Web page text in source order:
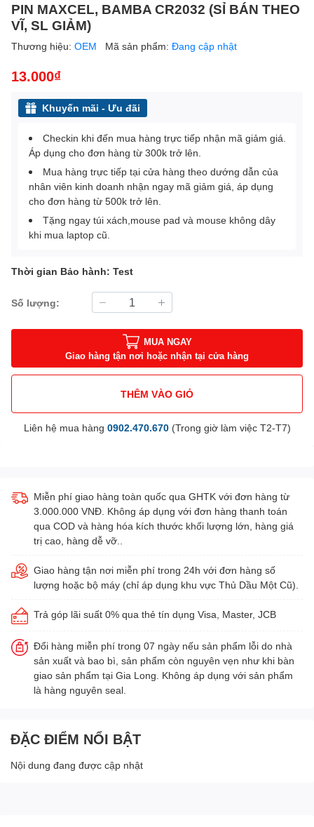
PIN MAXCEL, BAMBA CR2032 (SỈ BÁN THEO
VĨ, SL GIẢM)
Thương hiệu: OEM Mã sản phẩm: Đang cập nhật
13.000₫
Khuyến mãi - Ưu đãi
Checkin khi đến mua hàng trực tiếp nhận mã giảm giá.
Áp dụng cho đơn hàng từ 300k trở lên.
Mua hàng trực tiếp tại cửa hàng theo dướng dẫn của
nhân viên kinh doanh nhận ngay mã giảm giá, áp dụng
cho đơn hàng từ 500k trở lên.
Tặng ngay túi xách,mouse pad và mouse không dây
khi mua laptop cũ.
Thời gian Bảo hành: Test
Số lượng:
MUA NGAY
Giao hàng tận nơi hoặc nhận tại cửa hàng
THÊM VÀO GIỎ
Liên hệ mua hàng 0902.470.670(Trong giờ làm việc T2-T7)
Miễn phí giao hàng toàn quốc qua GHTK với đơn hàng từ
3.000.000 VNĐ. Không áp dụng với đơn hàng thanh toán
qua COD và hàng hóa kích thước khối lượng lớn, hàng giá
trị cao, hàng dễ vỡ..
Giao hàng tận nơi miễn phí trong 24h với đơn hàng số
lượng hoặc bộ máy (chỉ áp dụng khu vực Thủ Dầu Một Cũ).
Trả góp lãi suất 0% qua thẻ tín dụng Visa, Master, JCB
Đổi hàng miễn phí trong 07 ngày nếu sản phẩm lỗi do nhà
sản xuất và bao bì, sản phẩm còn nguyên vẹn như khi bàn
giao sản phẩm tại Gia Long. Không áp dụng với sản phẩm
là hàng nguyên seal.
ĐẶC ĐIỂM NỔI BẬT
Nội dung đang được cập nhật